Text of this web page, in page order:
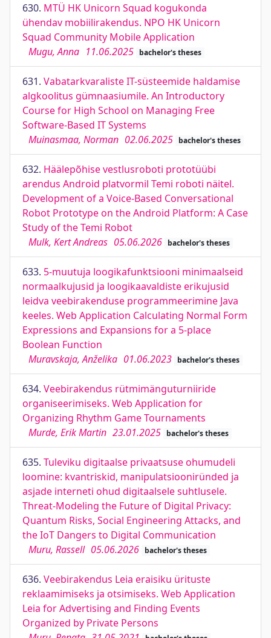
630. MTÜ HK Unicorn Squad kogukonda
ühendav mobiilirakendus. NPO HK Unicorn
Squad Community Mobile Application
Mugu, Anna 11.06.2025 bachelor's theses
631. Vabatarkvaraliste IT-süsteemide haldamise
algkoolitus gümnaasiumile. An Introductory
Course for High School on Managing Free
Software-Based IT Systems
Muinasmaa, Norman 02.06.2025 bachelor's theses
632. Häälepõhise vestlusroboti prototüübi
arendus Android platvormil Temi roboti näitel.
Development of a Voice-Based Conversational
Robot Prototype on the Android Platform: A Case
Study of the Temi Robot
Mulk, Kert Andreas 05.06.2026 bachelor's theses
633. 5-muutuja loogikafunktsiooni minimaalseid
normaalkujusid ja loogikaavaldiste erikujusid
leidva veebirakenduse programmeerimine Java
keeles. Web Application Calculating Normal Form
Expressions and Expansions for a 5-place
Boolean Function
Muravskaja, Anželika 01.06.2023 bachelor's theses
634. Veebirakendus rütmimänguturniiride
organiseerimiseks. Web Application for
Organizing Rhythm Game Tournaments
Murde, Erik Martin 23.01.2025 bachelor's theses
635. Tuleviku digitaalse privaatsuse ohumudeli
loomine: kvantriskid, manipulatsiooniründed ja
asjade interneti ohud digitaalsele suhtlusele.
Threat-Modeling the Future of Digital Privacy:
Quantum Risks, Social Engineering Attacks, and
the IoT Dangers to Digital Communication
Muru, Rassell 05.06.2026 bachelor's theses
636. Veebirakendus Leia eraisiku ürituste
reklaamimiseks ja otsimiseks. Web Application
Leia for Advertising and Finding Events
Organized by Private Persons